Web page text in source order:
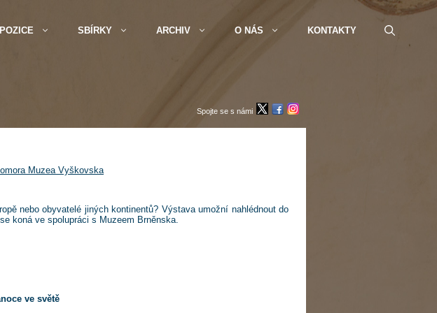
SBÍRKY ARCHIV O NÁS KONTAKTY
Spojte se s námi
Muzea Vyškovska
nebo obyvatelé jiných kontinentů? Výstava umožní nahlédnout do
koná ve spolupráci s Muzeem Brněnska.
ve světě